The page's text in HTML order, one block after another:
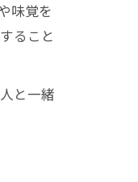
味覚を
ること
と一緒